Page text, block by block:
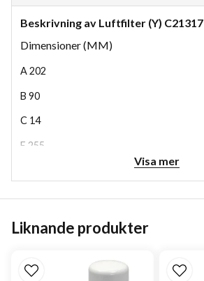
Beskrivning av Luftfilter (Y) C21317
Dimensioner (MM)
A202
B 90
C 14
E 255
Visa mer
Liknande produkter